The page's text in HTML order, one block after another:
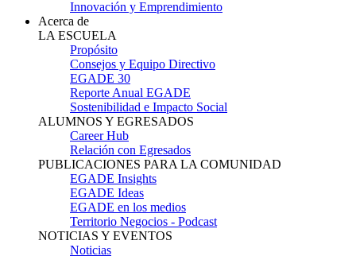
Innovación y Emprendimiento
Acerca de
LA ESCUELA
Propósito
Consejos y Equipo Directivo
EGADE 30
Reporte Anual EGADE
Sostenibilidad e Impacto Social
ALUMNOS Y EGRESADOS
Career Hub
Relación con Egresados
PUBLICACIONES PARA LA COMUNIDAD
EGADE Insights
EGADE Ideas
EGADE en los medios
Territorio Negocios - Podcast
NOTICIAS Y EVENTOS
Noticias